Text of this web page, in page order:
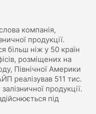
компанія,
продукції.
більш ніж у 50 країн
розміщених на
Північної Америки
реалізував 511 тис.
продукції.
під